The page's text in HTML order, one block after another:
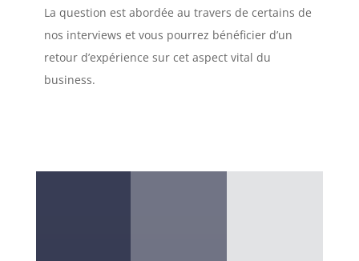
La question est abordée au travers de certains de
nos interviews et vous pourrez bénéficier d’un
retour d’expérience sur cet aspect vital du
business.